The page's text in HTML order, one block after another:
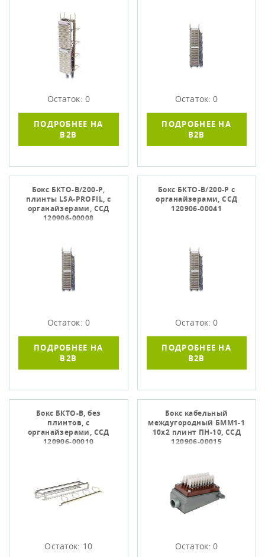
Остаток: 0
ПОДРОБНЕЕ НА
B2B
Остаток: 0
ПОДРОБНЕЕ НА
B2B
Бокс БКТО-В/200-Р,
плинты LSA-PROFIL, с
органайзерами, ССД
120906-00008
Остаток: 0
ПОДРОБНЕЕ НА
B2B
Бокс БКТО-В/200-Р с
органайзерами, ССД
120906-00041
Остаток: 0
ПОДРОБНЕЕ НА
B2B
Бокс БКТО-В, без
плинтов, с
органайзерами, ССД
120906-00010
Остаток: 10
Бокс кабельный
междугородный БММ1-1
10х2 плинт ПН-10, ССД
120906-00015
Остаток: 0